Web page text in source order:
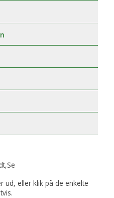
ud, eller klik på de enkelte